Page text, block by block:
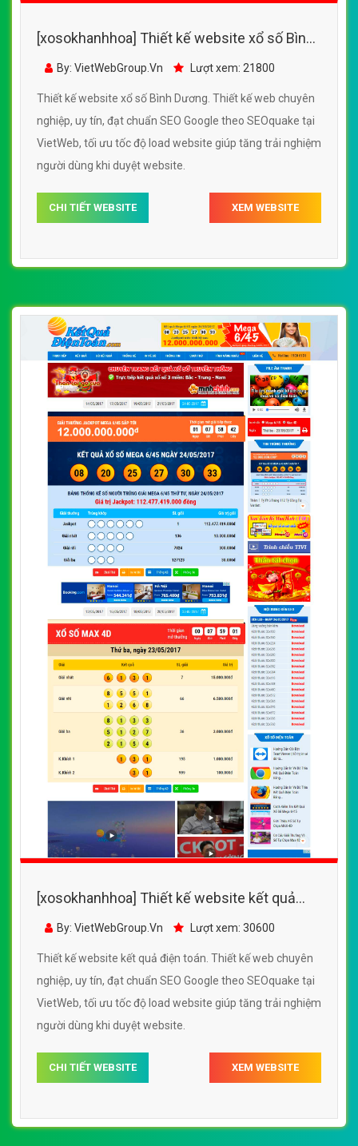
[xosokhanhhoa] Thiết kế website xổ số Bình
Dương đẹp, chuyên nghiệp chuẩn SEO
By: VietWebGroup.Vn Lượt xem: 21800
Thiết kế website xổ số Bình Dương. Thiết kế web chuyên
nghiệp, uy tín, đạt chuẩn SEO Google theo SEOquake tại
VietWeb, tối ưu tốc độ load website giúp tăng trải nghiệm
người dùng khi duyệt website.
CHI TIẾT WEBSITE XEM WEBSITE
[xosokhanhhoa] Thiết kế website kết quả
điện toán đẹp, chuyên nghiệp chuẩn SEO
By: VietWebGroup.Vn Lượt xem: 30600
Thiết kế website kết quả điện toán. Thiết kế web chuyên
nghiệp, uy tín, đạt chuẩn SEO Google theo SEOquake tại
VietWeb, tối ưu tốc độ load website giúp tăng trải nghiệm
người dùng khi duyệt website.
CHI TIẾT WEBSITE XEM WEBSITE